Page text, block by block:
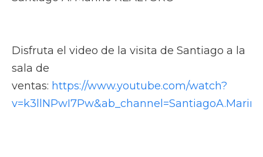
Disfruta el video de la visita de Santiago a la
sala de
ventas: https://www.youtube.com/watch?